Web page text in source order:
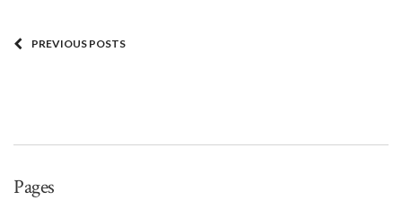
PREVIOUS POSTS
Pages